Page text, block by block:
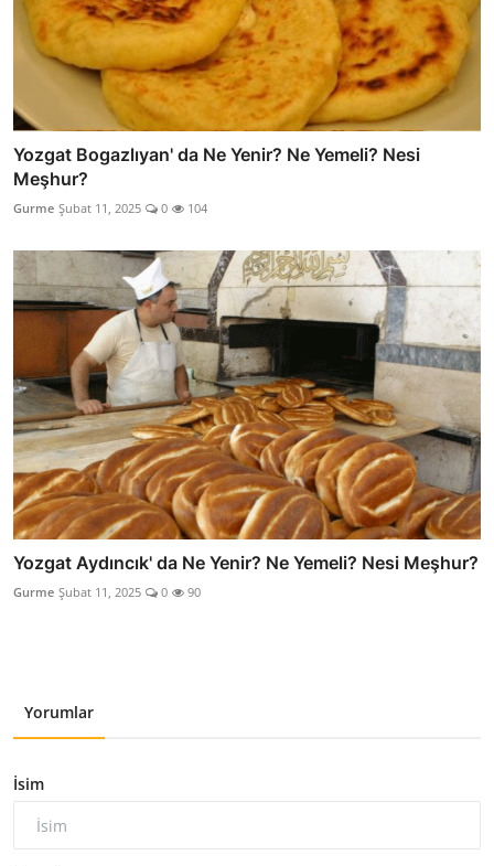
Yozgat Bogazlıyan' da Ne Yenir? Ne Yemeli? Nesi
Meşhur?
Gurme Şubat 11, 2025 0 104
Yozgat Aydıncık' da Ne Yenir? Ne Yemeli? Nesi Meşhur?
Gurme Şubat 11, 2025 0 90
Yorumlar
İsim